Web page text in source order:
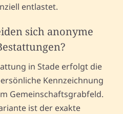
entlastet.
sich anonyme
in Stade erfolgt die
Kennzeichnung
Gemeinschaftsgrabfeld.
ist der exakte